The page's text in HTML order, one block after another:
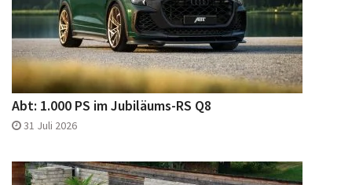
Abt: 1.000 PS im Jubiläums-RS Q8
31 Juli 2026